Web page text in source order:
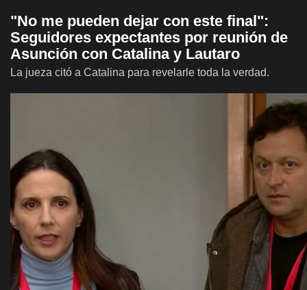
"No me pueden dejar con este final":
Seguidores expectantes por reunión de
Asunción con Catalina y Lautaro
La jueza citó a Catalina para revelarle toda la verdad.